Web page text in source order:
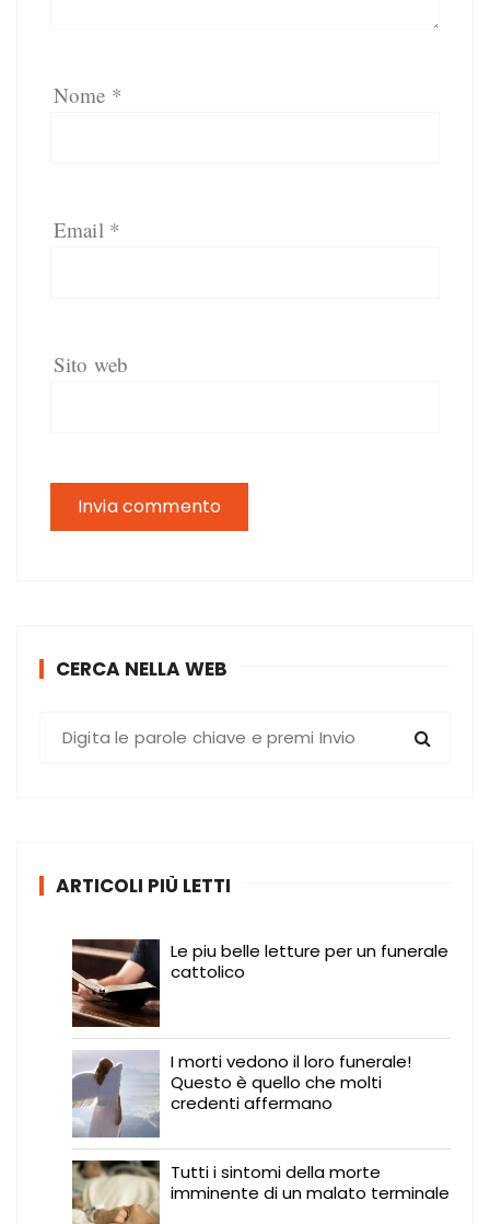
Nome *
Email *
Sito web
CERCA NELLA WEB
ARTICOLI PIÙ LETTI
Le piu belle letture per un funerale
cattolico
I morti vedono il loro funerale!
Questo è quello che molti
credenti affermano
Tutti i sintomi della morte
imminente di un malato terminale